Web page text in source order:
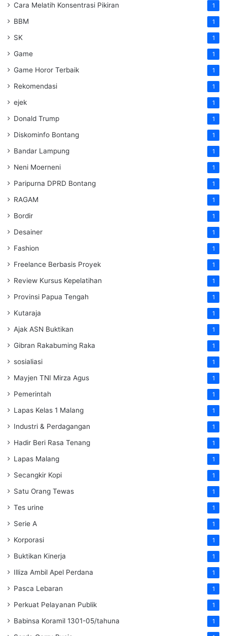
Cara Melatih Konsentrasi Pikiran 1
BBM 1
SK 1
Game 1
Game Horor Terbaik 1
Rekomendasi 1
ejek 1
Donald Trump 1
Diskominfo Bontang 1
Bandar Lampung 1
Neni Moerneni 1
Paripurna DPRD Bontang 1
RAGAM 1
Bordir 1
Desainer 1
Fashion 1
Freelance Berbasis Proyek 1
Review Kursus Kepelatihan 1
Provinsi Papua Tengah 1
Kutaraja 1
Ajak ASN Buktikan 1
Gibran Rakabuming Raka 1
sosialiasi 1
Mayjen TNI Mirza Agus 1
Pemerintah 1
Lapas Kelas 1 Malang 1
Industri & Perdagangan 1
Hadir Beri Rasa Tenang 1
Lapas Malang 1
Secangkir Kopi 1
Satu Orang Tewas 1
Tes urine 1
Serie A 1
Korporasi 1
Buktikan Kinerja 1
Illiza Ambil Apel Perdana 1
Pasca Lebaran 1
Perkuat Pelayanan Publik 1
Babinsa Koramil 1301-05/tahuna 1